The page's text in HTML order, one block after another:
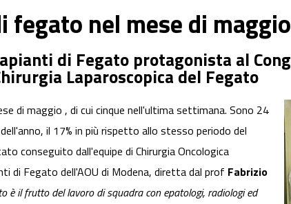
nel mese di maggio
di Fegato protagonista al
Laparoscopica del Fegato
di maggio , di cui cinque nell'ultima settimana. Sono 24
il 17% in più rispetto allo stesso periodo del
conseguito dall'equipe di Chirurgia Oncologica
di Fegato dell'AOU di Modena, diretta dal prof Fabrizio
è il frutto del lavoro di squadra con epatologi, radiologi ed